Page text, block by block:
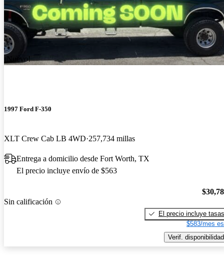
¡Nuevo!
1997 Ford F-350
XLT Crew Cab LB 4WD 257,734 millas
Entrega a domicilio desde Fort Worth, TX
El precio incluye envío de $563
Sin calificación
El precio incluye tasas
$583/mes
Verif. disponibilidad